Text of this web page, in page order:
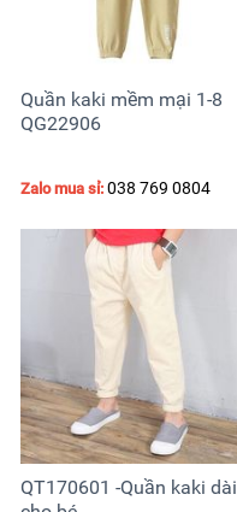
Quần kaki mềm mại 1-8
QG22906
Zalo mua sỉ: 038 769 0804
QT170601 -Quần kaki dài